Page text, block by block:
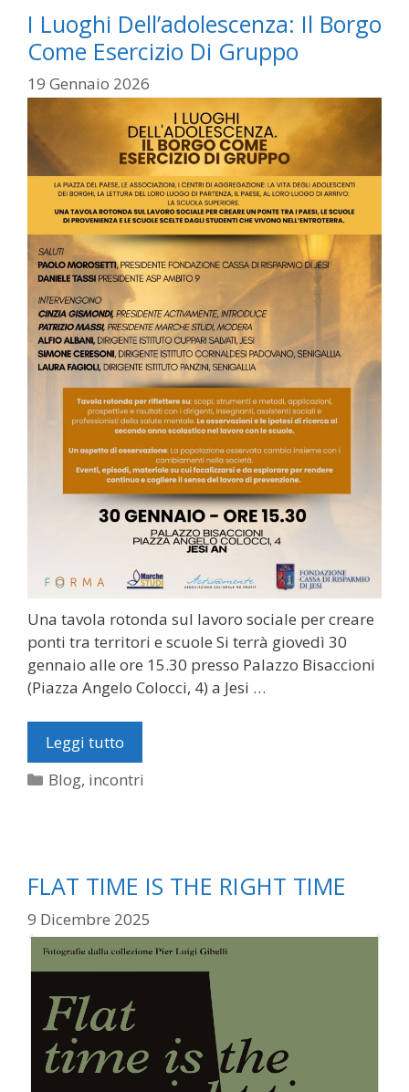
I Luoghi Dell’adolescenza: Il Borgo
Come Esercizio Di Gruppo
19 Gennaio 2026
Una tavola rotonda sul lavoro sociale per creare
ponti tra territori e scuole Si terrà giovedì 30
gennaio alle ore 15.30 presso Palazzo Bisaccioni
(Piazza Angelo Colocci, 4) a Jesi …
Leggi tutto
Categorie
Blog, incontri
FLAT TIME IS THE RIGHT TIME
9 Dicembre 2025